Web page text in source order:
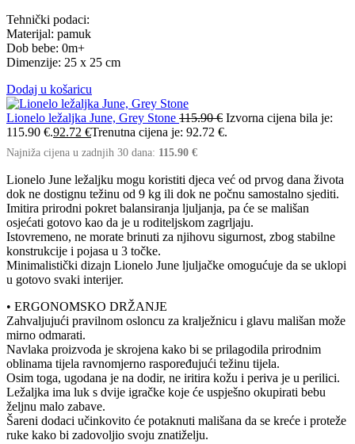
Tehnički podaci:
Materijal: pamuk
Dob bebe: 0m+
Dimenzije: 25 x 25 cm
Dodaj u košaricu
Lionelo ležaljka June, Grey Stone 115.90€ Izvorna cijena bila je:
115.90 €.92.72 €Trenutna cijena je: 92.72 €.
Najniža cijena u zadnjih 30 dana: 115.90 €
Lionelo June ležaljku mogu koristiti djeca već od prvog dana života
dok ne dostignu težinu od 9 kg ili dok ne počnu samostalno sjediti.
Imitira prirodni pokret balansiranja ljuljanja, pa će se mališan
osjećati gotovo kao da je u roditeljskom zagrljaju.
Istovremeno, ne morate brinuti za njihovu sigurnost, zbog stabilne
konstrukcije i pojasa u 3 točke.
Minimalistički dizajn Lionelo June ljuljačke omogućuje da se uklopi
u gotovo svaki interijer.
• ERGONOMSKO DRŽANJE
Zahvaljujući pravilnom osloncu za kralježnicu i glavu mališan može
mirno odmarati.
Navlaka proizvoda je skrojena kako bi se prilagodila prirodnim
oblinama tijela ravnomjerno raspoređujući težinu tijela.
Osim toga, ugodana je na dodir, ne iritira kožu i periva je u perilici.
Ležaljka ima luk s dvije igračke koje će uspješno okupirati bebu
željnu malo zabave.
Šareni dodaci učinkovito će potaknuti mališana da se kreće i proteže
ruke kako bi zadovoljio svoju znatiželju.